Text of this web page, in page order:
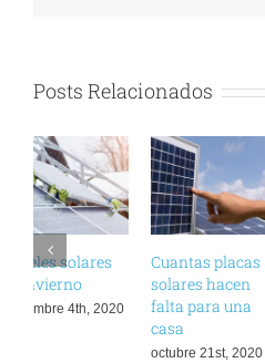
Posts Relacionados
Cuantas placas
solares hacen
falta para una
Pros y
la
octubre 7th,